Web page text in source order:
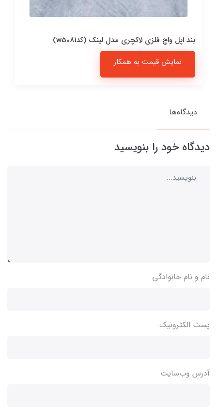
بند اپل واچ فلزی لاکچری مدل لینک (کدw5081)
نمایش قیمت به همکار
دیدگاه‌ها
دیدگاه خود را بنویسید
نام و نام خانوادگی
پست الکترونیک
آدرس وب‌سایت